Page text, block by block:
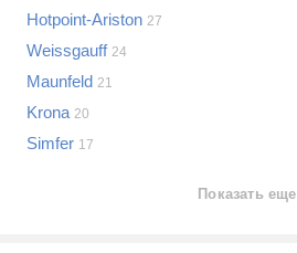
Indesit
JBL
Варочные панели
Сотовые телефоны
Планшеты
Hotpoint-Ariston 27
Weissgauff 24
Maunfeld 21
Krona 20
Simfer 17
Показать еще